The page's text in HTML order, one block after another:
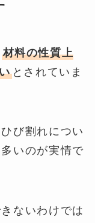
材料の性質上
とされていま
び割れについ
いのが実情で
ないわけでは